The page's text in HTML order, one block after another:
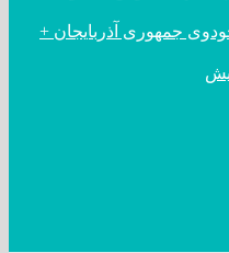
جمهوری آذربایجان +